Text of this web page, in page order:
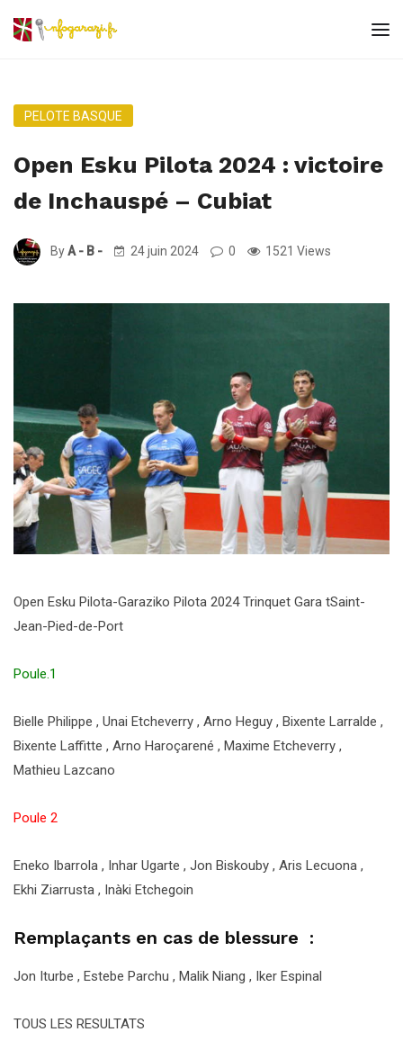
PELOTE BASQUE
Open Esku Pilota 2024 : victoire
de Inchauspé – Cubiat
ByA - B - 24 juin 2024 0 1521 Views
Open Esku Pilota-Garaziko Pilota 2024 Trinquet Gara tSaint-
Jean-Pied-de-Port
Poule.1
Bielle Philippe , Unai Etcheverry , Arno Heguy , Bixente Larralde ,
Bixente Laffitte , Arno Haroçarené , Maxime Etcheverry ,
Mathieu Lazcano
Poule 2
Eneko Ibarrola , Inhar Ugarte , Jon Biskouby , Aris Lecuona ,
Ekhi Ziarrusta , Inàki Etchegoin
Remplaçants en cas de blessure :
Jon Iturbe , Estebe Parchu , Malik Niang , Iker Espinal
TOUS LES RESULTATS